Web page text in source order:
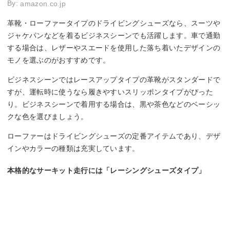
By:amazon.co.jp
革靴・ローファータイプのドライビングシューズなら、スーツや
ジャケパンなどを着るビジネスシーンでも活躍します。車で通勤
する場合は、レザーやスエードを使用した落ち着いたデザインの
モノを選ぶのがおすすめです。
ビジネスシーンではレースアップタイプの革靴がスタンダードで
すが、運転時に使うなら履きやすいスリッポンタイプがぴった
り。ビジネスシーンで着用する場合は、黒や茶色などのベーシッ
クな色を選びましょう。
ローファーはドライビングシューズの定番アイテムであり、デザ
インやカラーの種類は充実しています。
本格的なサーキット走行には「レーシングシューズタイプ」